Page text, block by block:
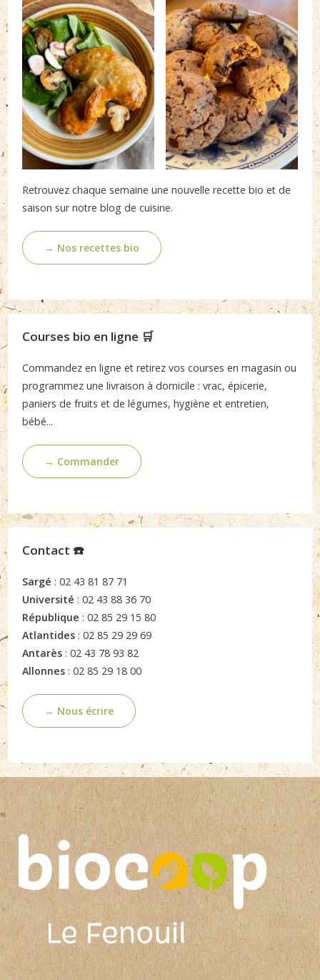
Retrouvez chaque semaine une nouvelle recette bio et de
saison sur notre blog de cuisine.
→ Nos recettes bio
Courses bio en ligne 🛒
Commandez en ligne et retirez vos courses en magasin ou
programmez une livraison à domicile : vrac, épicerie,
paniers de fruits et de légumes, hygiène et entretien,
bébé...
→ Commander
Contact ☎️
Sargé : 02 43 81 87 71
Université : 02 43 88 36 70
République : 02 85 29 15 80
Atlantides : 02 85 29 29 69
Antarès : 02 43 78 93 82
Allonnes : 02 85 29 18 00
→ Nous écrire